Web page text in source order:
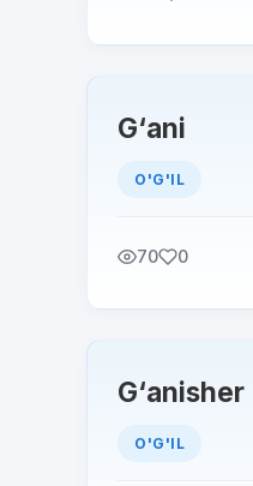
G‘ani
O'G'IL
70 0
G‘anisher
O'G'IL